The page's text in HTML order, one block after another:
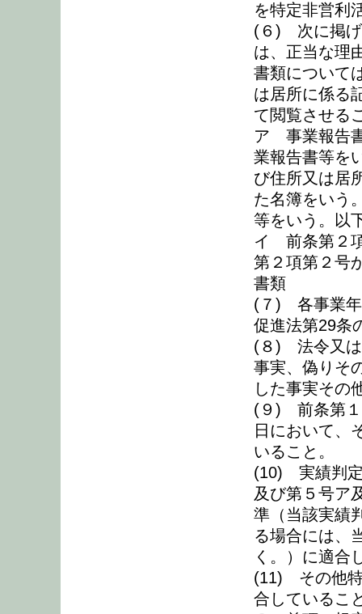
を特定非営利
(６) 次に掲げ
は、正当な理
書類について
は居所に係る
て閲覧させる
ア 事業報告
業報告書等を
び住所又は居
た名簿をいう
等をいう。以
イ 前条第２
第２項第２号
書類
(７) 各事業年
促進法第29条
(８) 法令又は
事実、偽りそ
した事実その
(９) 前条第１
日において、
いること。
(10) 実績判定
及び第５号ア
準（当該実績
る場合には、
く。）に適合
(11) その他特
合しているこ